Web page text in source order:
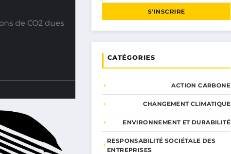
de CO2 dues
S'INSCRIRE
CATÉGORIES
ACTION CARBONE
CHANGEMENT CLIMATIQUE
ENVIRONNEMENT ET DURABILITÉ
RESPONSABILITÉ SOCIÉTALE DES
ENTREPRISES